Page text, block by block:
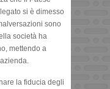
si è dimesso
sono
società ha
mettendo a
la fiducia degli